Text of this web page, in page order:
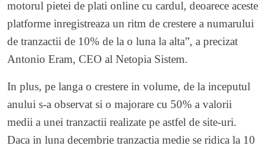
motorul pietei de plati online cu cardul, deoarece aceste
platforme inregistreaza un ritm de crestere a numarului
de tranzactii de 10% de la o luna la alta”, a precizat
Antonio Eram, CEO al Netopia Sistem.
In plus, pe langa o crestere in volume, de la inceputul
anului s-a observat si o majorare cu 50% a valorii
medii a unei tranzactii realizate pe astfel de site-uri.
Daca in luna decembrie tranzactia medie se ridica la 10